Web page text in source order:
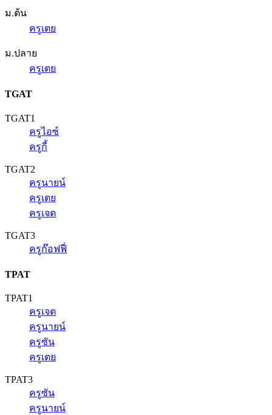
ม.ต้น
ครูเตย
ม.ปลาย
ครูเตย
TGAT
TGAT1
ครูไอซ์
ครูกี้
TGAT2
ครูนายน์
ครูเตย
ครูเจต
TGAT3
ครูก๊อฟฟี่
TPAT
TPAT1
ครูเจต
ครูนายน์
ครูซัน
ครูเตย
TPAT3
ครูซัน
ครูนายน์